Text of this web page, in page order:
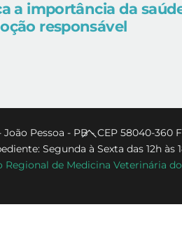
a importância da
responsável
Back
To
Top
Pessoa - PB - CEP 58040-360
Segunda à Sexta das 12h às
Regional de Medicina Veterinária